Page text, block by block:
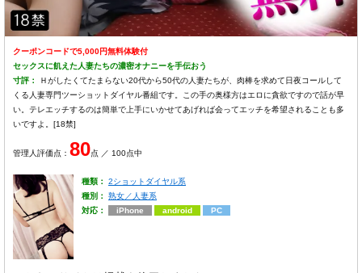
クーポンコードで5,000円無料体験付
セックスに飢えた人妻たちの濃密オナニーを手伝おう
寸評：
Ｈがしたくてたまらない20代から50代の人妻たちが、肉棒を求めて日夜コールして
くる人妻専門ツーショットダイヤル番組です。この手の奥様方はエロに貪欲ですので話が早
い。テレエッチするのは簡単で上手にいかせてあげれば会ってエッチを希望されることも多
いですよ。[18禁]
管理人評価点： 80点 ／ 100点中
種類：
2ショットダイヤル系
種別：
熟女／人妻系
対応：
iPhone android PC